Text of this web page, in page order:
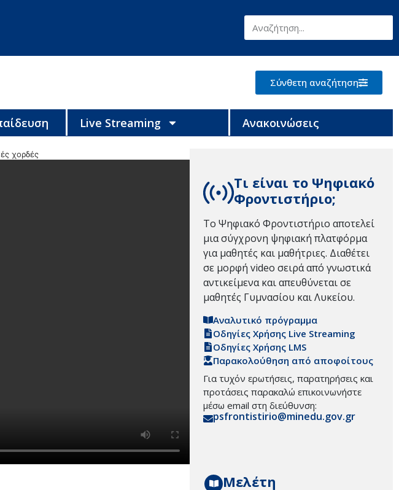
Σύνθετη αναζήτηση
Live Streaming Ανακοινώσεις
χορδές
Τι είναι το Ψηφιακό
Φροντιστήριο;
Το Ψηφιακό Φροντιστήριο αποτελεί
μια σύγχρονη ψηφιακή πλατφόρμα
για μαθητές και μαθήτριες. Διαθέτει
σε μορφή video σειρά από γνωστικά
αντικείμενα και απευθύνεται σε
μαθητές Γυμνασίου και Λυκείου.
Αναλυτικό πρόγραμμα
Οδηγίες Χρήσης Live Streaming
Οδηγίες Χρήσης LMS
Παρακολούθηση από αποφοίτους
Για τυχόν ερωτήσεις, παρατηρήσεις και
προτάσεις παρακαλώ επικοινωνήστε
μέσω email στη διεύθυνση:
psfrontistirio@minedu.gov.gr
Μελέτη